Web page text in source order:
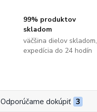
99% produktov
skladom
väčšina dielov skladom,
expedícia do 24 hodín
Odporúčame dokúpiť 3